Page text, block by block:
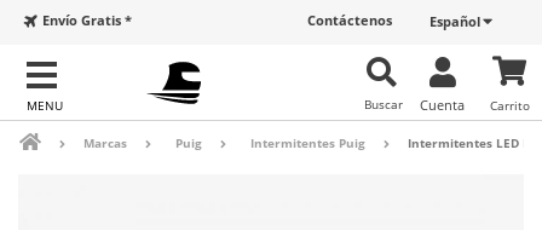
Español
Contáctenos
Envío Gratis *
Carrito
Cuenta
Buscar
Marcas Puig Intermitentes Puig Intermitentes LED